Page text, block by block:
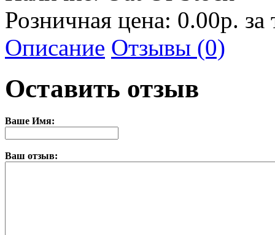
Розничная цена: 0.00р.
Описание Отзывы (0)
Оставить отзыв
Ваше Имя:
Ваш отзыв: